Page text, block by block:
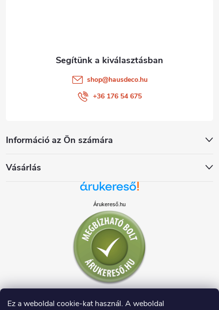
Ez a weboldal cookie-kat használ. A weboldal
Információ az Ön számára
Vásárlás
shop@hausdeco.hu
+36 176 54 675
Árukereső.hu